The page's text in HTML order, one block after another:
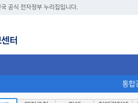
공식 전자정부 누리집입니다.
통합